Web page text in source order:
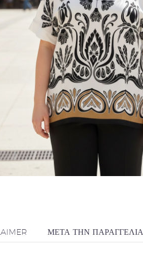
ΜΕΤΆ ΤΗΝ ΠΑΡΑΓΓΕΛΊΑ